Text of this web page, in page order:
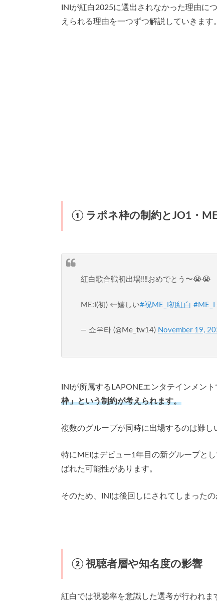
INIが紅白2025に選出されなかった理由に
えられる理由を一つずつ解説していきます。
① ラポネ枠の制約とJO1・
紅白歌合戦初出場‼️‼️おめでとう〜😭😭
ME:I(初) ←嬉しい#祝ME_I初紅白 #ME_I
— 쇼우타 (@Me_tw14) November 19,
INIが所属するLAPONEエンタテインメント
枠」という制約が考えられます。
複数のグループが同時に出場するのは難し
特にMEIはデビュー1年目の新グループとし
ばれた可能性があります。
そのため、INIは後回しにされてしまったの
② 視聴者層や知名度の影響
紅白では視聴率を意識した選考が行われま